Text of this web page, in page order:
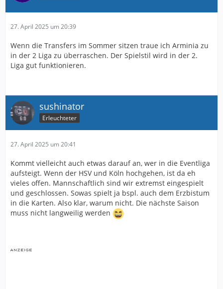
27. April 2025 um 20:39
Wenn die Transfers im Sommer sitzen traue ich Arminia zu
in der 2 Liga zu überraschen. Der Spielstil wird in der 2.
Liga gut funktionieren.
sushinator
Erleuchteter
27. April 2025 um 20:41
Kommt vielleicht auch etwas darauf an, wer in die Eventliga
aufsteigt. Wenn der HSV und Köln hochgehen, ist da eh
vieles offen. Mannschaftlich sind wir extremst eingespielt
und geschlossen. Sowas spielt ja bspl. auch dem Erzbistum
in die Karten. Also klar, warum nicht. Die nächste Saison
muss nicht langweilig werden